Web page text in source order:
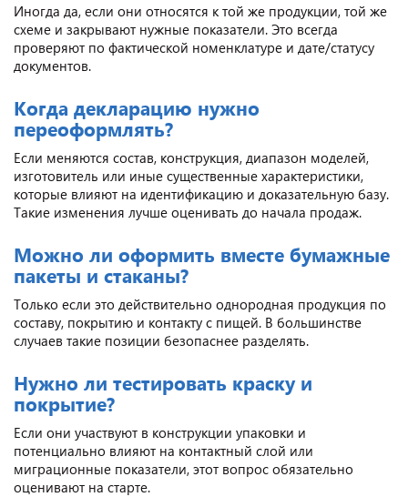
Иногда да, если они относятся к той же продукции, той же
схеме и закрывают нужные показатели. Это всегда
проверяют по фактической номенклатуре и дате/статусу
документов.
Когда декларацию нужно
переоформлять?
Если меняются состав, конструкция, диапазон моделей,
изготовитель или иные существенные характеристики,
которые влияют на идентификацию и доказательную базу.
Такие изменения лучше оценивать до начала продаж.
Можно ли оформить вместе бумажные
пакеты и стаканы?
Только если это действительно однородная продукция по
составу, покрытию и контакту с пищей. В большинстве
случаев такие позиции безопаснее разделять.
Нужно ли тестировать краску и
покрытие?
Если они участвуют в конструкции упаковки и
потенциально влияют на контактный слой или
миграционные показатели, этот вопрос обязательно
оценивают на старте.